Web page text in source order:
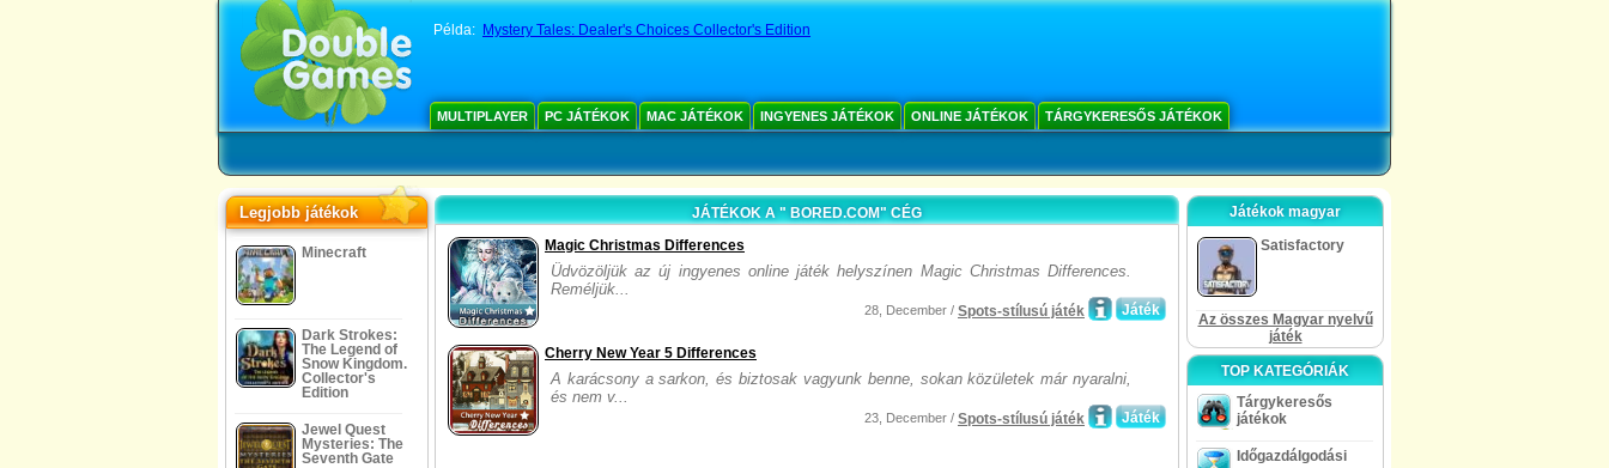
Példa: Mystery Tales: Dealer's Choices Collector's Edition
MULTIPLAYER PC JÁTÉKOK MAC JÁTÉKOK INGYENES JÁTÉKOK ONLINE JÁTÉKOK TÁRGYKERESŐS JÁTÉKOK
Legjobb játékok
Minecraft
Dark Strokes:
The Legend of
Snow Kingdom.
Collector's
Edition
Jewel Quest
Mysteries: The
Seventh Gate
JÁTÉKOK A " BORED.COM" CÉG
Magic Christmas Differences
Üdvözöljük az új ingyenes online játék helyszínen Magic Christmas Differences.
Reméljük...
Játék
28, December / Spots-stílusú játék
Cherry New Year 5 Differences
A karácsony a sarkon, és biztosak vagyunk benne, sokan közületek már nyaralni,
és nem v...
Játék
23, December / Spots-stílusú játék
Játékok magyar
Satisfactory
Az összes Magyar nyelvű
játék
TOP KATEGÓRIÁK
Tárgykeresős
játékok
Időgazdálgodási